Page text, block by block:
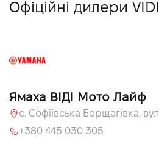
Офіційні дилери VIDI
Ямаха ВІДІ Мото Лайф
+380 445 030 305